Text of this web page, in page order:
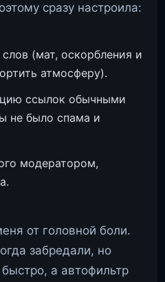
сразу настроила:
(мат, оскорбления и
атмосферу).
ссылок обычными
не было спама и
модератором,
от головной боли.
забредали, но
а автофильтр